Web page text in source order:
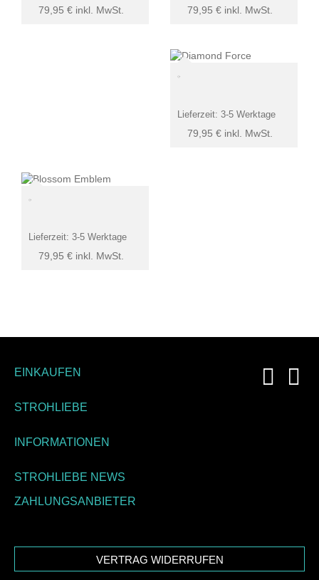
79,95 € inkl. MwSt. 79,95 € inkl. MwSt.
79,95 € inkl. MwSt.
Lieferzeit: 3-5 Werktage
79,95 € inkl. MwSt.
Lieferzeit: 3-5 Werktage
EINKAUFEN
STROHLIEBE
INFORMATIONEN
STROHLIEBE NEWS
ZAHLUNGSANBIETER
VERTRAG WIDERRUFEN